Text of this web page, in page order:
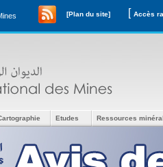
[Plan du site] [
Etudes Ressources